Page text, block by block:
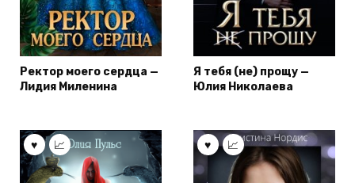
Ректор моего сердца —
Лидия Миленина
Я тебя (не) прощу —
Юлия Николаева